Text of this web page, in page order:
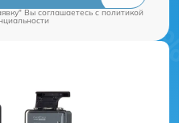
Вы соглашаетесь c политикой